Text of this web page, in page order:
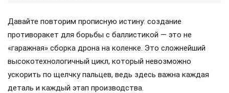
Давайте повторим прописную истину: создание
противоракет для борьбы с баллистикой — это не
«гаражная» сборка дрона на коленке. Это сложнейший
высокотехнологичный цикл, который невозможно
ускорить по щелчку пальцев, ведь здесь важна каждая
деталь и каждый этап производства.